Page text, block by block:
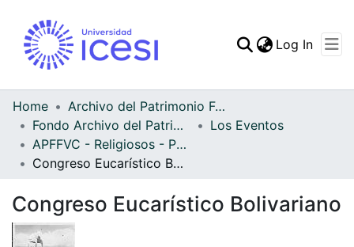
Statistics
Log In
Home
Archivo del Patrimonio Fotográfico y Fílmico del Valle del Cauca
Fondo Archivo del Patrimonio Fotográfico y Fílmico del Valle del Cauca
Los Eventos
APFFVC - Religiosos - Patrimonial
Congreso Eucarístico Bolivariano
Congreso Eucarístico Bolivariano